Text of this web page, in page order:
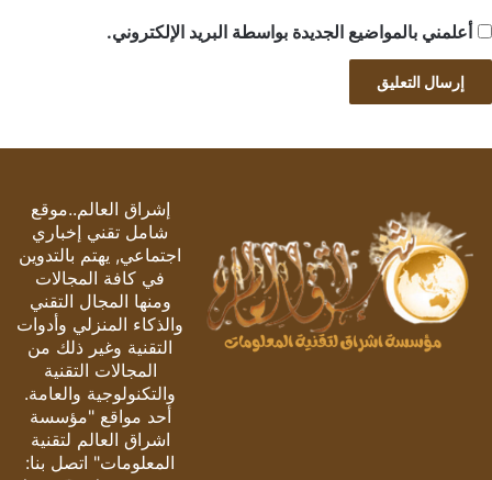
أعلمني بالمواضيع الجديدة بواسطة البريد الإلكتروني.
إشراق العالم..موقع
شامل تقني إخباري
اجتماعي, يهتم بالتدوين
في كافة المجالات
ومنها المجال التقني
والذكاء المنزلي وأدوات
التقنية وغير ذلك من
المجالات التقنية
والتكنولوجية والعامة.
أحد مواقع "مؤسسة
اشراق العالم لتقنية
المعلومات" اتصل بنا: